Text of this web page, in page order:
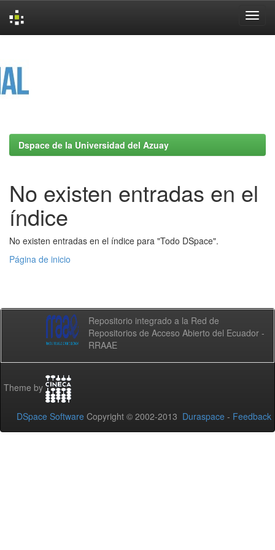
Dspace de la Universidad del Azuay
No existen entradas en el
índice
No existen entradas en el índice para "Todo DSpace".
Página de inicio
Repositorio integrado a la Red de
Repositorios de Acceso Abierto del Ecuador -
RRAAE
Theme by
DSpace Software Copyright © 2002-2013 Duraspace - Feedback